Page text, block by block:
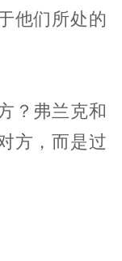
他们所处的
？弗兰克和
方，而是过